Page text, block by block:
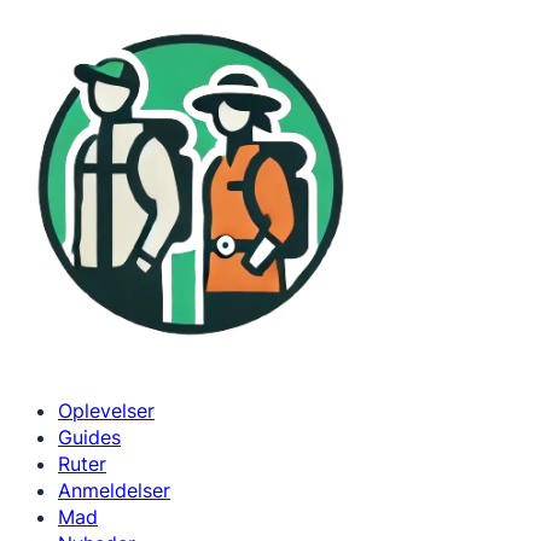
indhold
Oplevelser
Guides
Ruter
Anmeldelser
Mad